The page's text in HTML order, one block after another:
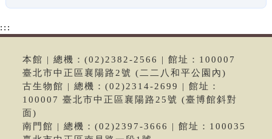
:::
本館 | 總機：(02)2382-2566 | 館址：100007
臺北市中正區襄陽路2號 (二二八和平公園內)
古生物館 | 總機：(02)2314-2699 | 館址：
100007 臺北市中正區襄陽路25號 (臺博館斜對
面)
南門館 | 總機：(02)2397-3666 | 館址：100035